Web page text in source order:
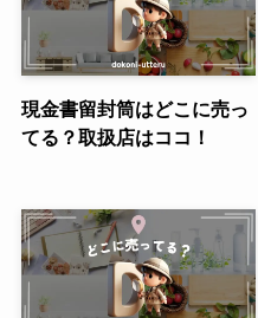
現金書留封筒はどこに売っ
てる？取扱店はココ！